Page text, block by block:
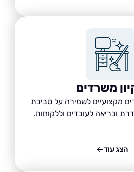
לשמירה על סביבת
לעובדים וללקוחות.